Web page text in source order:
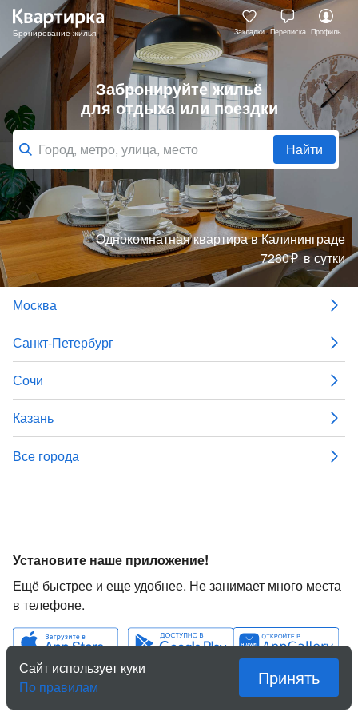
Закладки Переписка Профиль
Забронируйте жильё
для отдыха или поездки
Найти
Однокомнатная квартирав Калининграде
7260₽в сутки
Москва
Санкт-Петербург
Сочи
Казань
Все города
Установите наше приложение!
Ещё быстрее и еще удобнее. Не занимает много места
в телефоне.
Сайт использует куки
По правилам
Принять